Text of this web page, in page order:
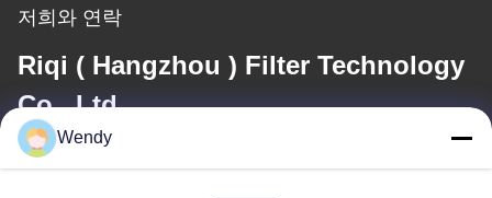
저희와 연락
Riqi ( Hangzhou ) Filter Technology
Co., Ltd.
이메일
Wendy